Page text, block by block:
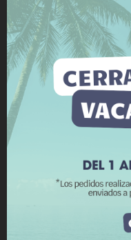
+
Añadir a la lista de
La cantidad mínima en el
12.
Hebillas
Este sitio web utiliza
para mejorar nuestros
publicidad relacionada
mediante el análisis de
Para dar su
botón Acepto.
Más información